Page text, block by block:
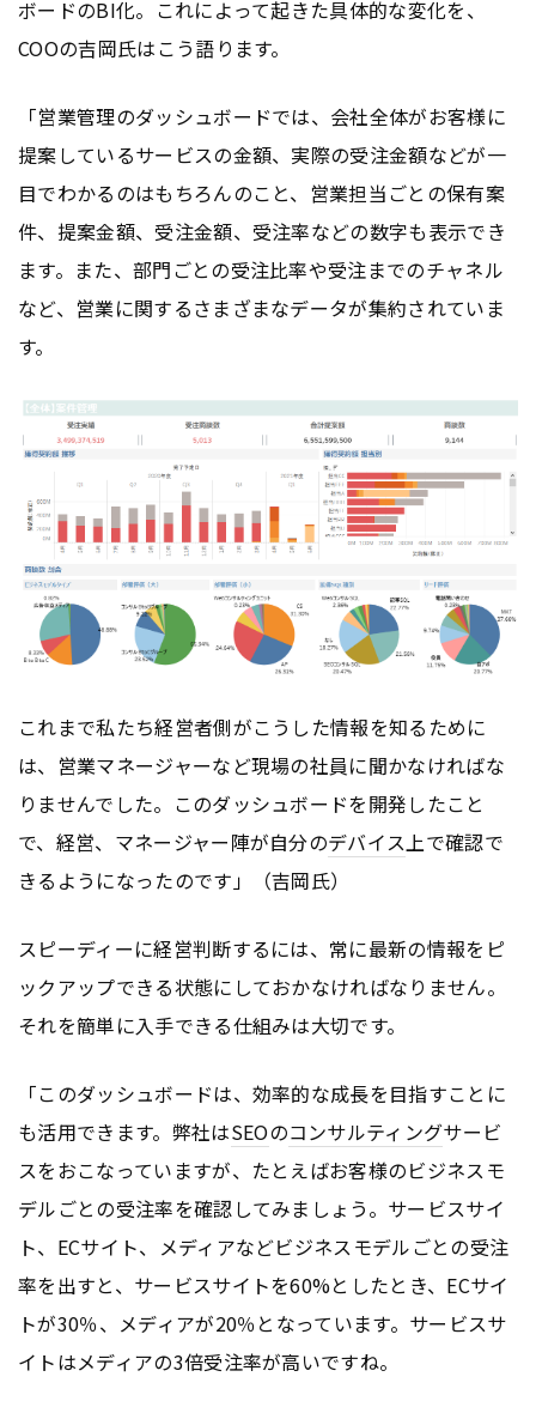
ボードのBI化。これによって起きた具体的な変化を、
COOの吉岡氏はこう語ります。
「営業管理のダッシュボードでは、会社全体がお客様に
提案しているサービスの金額、実際の受注金額などが一
目でわかるのはもちろんのこと、営業担当ごとの保有案
件、提案金額、受注金額、受注率などの数字も表示でき
ます。また、部門ごとの受注比率や受注までのチャネル
など、営業に関するさまざまなデータが集約されていま
す。
これまで私たち経営者側がこうした情報を知るために
は、営業マネージャーなど現場の社員に聞かなければな
りませんでした。このダッシュボードを開発したこと
で、経営、マネージャー陣が自分のデバイス上で確認で
きるようになったのです」（吉岡氏）
スピーディーに経営判断するには、常に最新の情報をピ
ックアップできる状態にしておかなければなりません。
それを簡単に入手できる仕組みは大切です。
「このダッシュボードは、効率的な成長を目指すことに
も活用できます。弊社はSEOのコンサルティングサービ
スをおこなっていますが、たとえばお客様のビジネスモ
デルごとの受注率を確認してみましょう。サービスサイ
ト、ECサイト、メディアなどビジネスモデルごとの受注
率を出すと、サービスサイトを60%としたとき、ECサイ
トが30％、メディアが20％となっています。サービスサ
イトはメディアの3倍受注率が高いですね。